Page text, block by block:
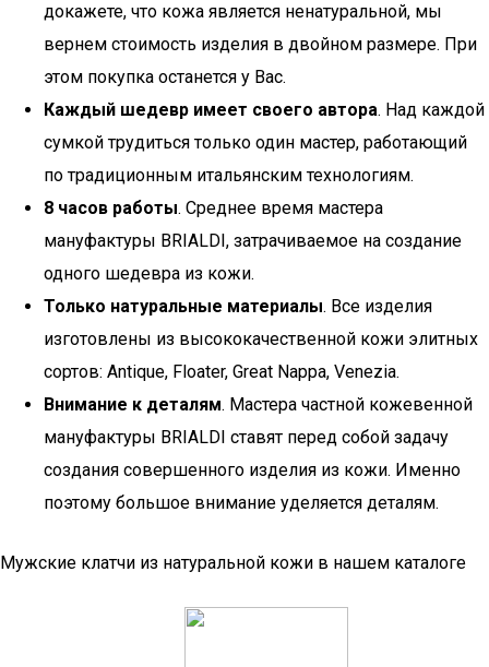
докажете, что кожа является ненатуральной, мы
вернем стоимость изделия в двойном размере. При
этом покупка останется у Вас.
Каждый шедевр имеет своего автора. Над каждой
сумкой трудиться только один мастер, работающий
по традиционным итальянским технологиям.
8 часов работы. Среднее время мастера
мануфактуры BRIALDI, затрачиваемое на создание
одного шедевра из кожи.
Только натуральные материалы. Все изделия
изготовлены из высококачественной кожи элитных
сортов: Antique, Floater, Great Nappa, Venezia.
Внимание к деталям. Мастера частной кожевенной
мануфактуры BRIALDI ставят перед собой задачу
создания совершенного изделия из кожи. Именно
поэтому большое внимание уделяется деталям.
Мужские клатчи из натуральной кожи в нашем каталоге